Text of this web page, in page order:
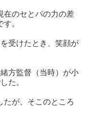
在のセとパの力の差
。
受けたとき、笑顔が
方監督（当時）が小
た。
たが、そこのところ